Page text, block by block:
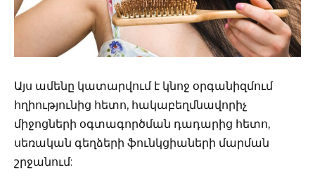
Այս ամենը կատարվում է կնոջ օրգանիզմում
հղիությունից հետո, հակաբեղմնավորիչ
միջոցների օգտագործման դադարից հետո,
սեռական գեղձերի ֆունկցիաների մարման
շրջանում: